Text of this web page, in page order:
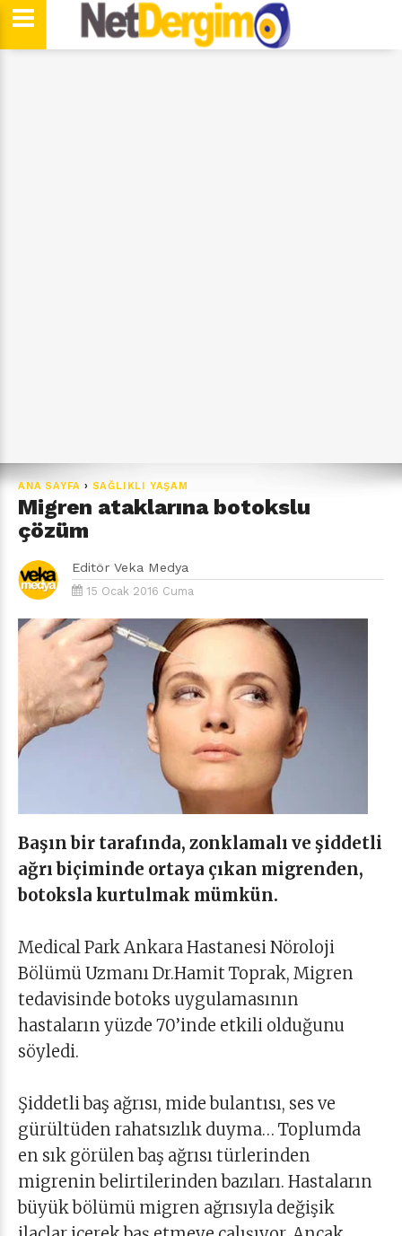
ANA SAYFA › SAĞLIKLI YAŞAM
Migren ataklarına botokslu
çözüm
Editör Veka Medya
15 Ocak 2016 Cuma
Başın bir tarafında, zonklamalı ve şiddetli
ağrı biçiminde ortaya çıkan migrenden,
botoksla kurtulmak mümkün.
Medical Park Ankara Hastanesi Nöroloji
Bölümü Uzmanı Dr.Hamit Toprak, Migren
tedavisinde botoks uygulamasının
hastaların yüzde 70’inde etkili olduğunu
söyledi.
Şiddetli baş ağrısı, mide bulantısı, ses ve
gürültüden rahatsızlık duyma… Toplumda
en sık görülen baş ağrısı türlerinden
migrenin belirtilerinden bazıları. Hastaların
büyük bölümü migren ağrısıyla değişik